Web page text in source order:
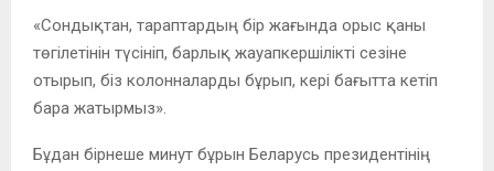
«Сондықтан, тараптардың бір жағында орыс қаны
төгілетінін түсініп, барлық жауапкершілікті сезіне
отырып, біз колонналарды бұрып, кері бағытта кетіп
бара жатырмыз».
Бұдан бірнеше минут бұрын Беларусь президентінің